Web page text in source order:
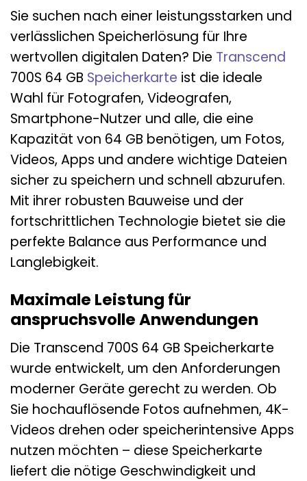
Sie suchen nach einer leistungsstarken und
verlässlichen Speicherlösung für Ihre
wertvollen digitalen Daten? Die Transcend
700S 64 GB Speicherkarte ist die ideale
Wahl für Fotografen, Videografen,
Smartphone-Nutzer und alle, die eine
Kapazität von 64 GB benötigen, um Fotos,
Videos, Apps und andere wichtige Dateien
sicher zu speichern und schnell abzurufen.
Mit ihrer robusten Bauweise und der
fortschrittlichen Technologie bietet sie die
perfekte Balance aus Performance und
Langlebigkeit.
Maximale Leistung für
anspruchsvolle Anwendungen
Die Transcend 700S 64 GB Speicherkarte
wurde entwickelt, um den Anforderungen
moderner Geräte gerecht zu werden. Ob
Sie hochauflösende Fotos aufnehmen, 4K-
Videos drehen oder speicherintensive Apps
nutzen möchten – diese Speicherkarte
liefert die nötige Geschwindigkeit und